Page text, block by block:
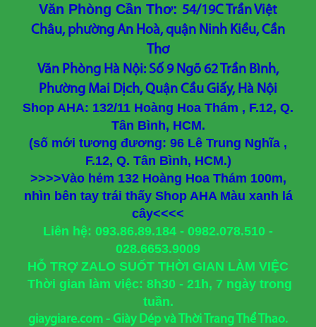
Văn Phòng Cần Thơ: 54/19C Trần Việt
Châu, phường An Hoà, quận Ninh Kiều, Cần
Thơ
Văn Phòng Hà Nội: Số 9 Ngõ 62 Trần Bình,
Phường Mai Dịch, Quận Cầu Giấy, Hà Nội
Shop AHA: 132/11 Hoàng Hoa Thám , F.12, Q.
Tân Bình, HCM.
(số mới tương đương: 96 Lê Trung Nghĩa ,
F.12, Q. Tân Bình, HCM.)
>>>>Vào hẻm 132 Hoàng Hoa Thám 100m,
nhìn bên tay trái thấy Shop AHA Màu xanh lá
cây<<<<
Liên hệ: 093.86.89.184 - 0982.078.510 -
028.6653.9009
HỖ TRỢ ZALO SUỐT THỜI GIAN LÀM VIỆC
Thời gian làm việc: 8h30 - 21h, 7 ngày trong
tuần.
giaygiare.com - Giày Dép và Thời Trang Thể Thao.